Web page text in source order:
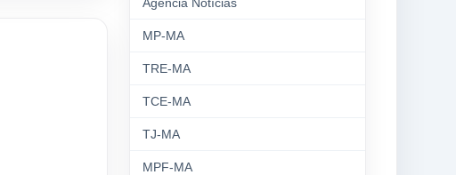
MP-MA
TRE-MA
TCE-MA
TJ-MA
MPF-MA